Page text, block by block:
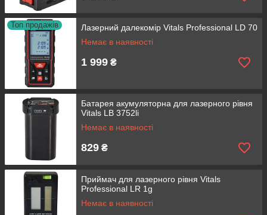
Топ продажів
Лазерний далекомір Vitals Professional LD 70
Немає в наявності
1 999 ₴
Батарея акумуляторна для лазерного рівня
Vitals LB 3752li
Немає в наявності
829 ₴
Приймач для лазерного рівня Vitals
Professional LR 1g
Немає в наявності